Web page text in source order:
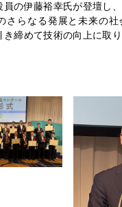
員の伊藤裕幸氏が登壇し
さらなる発展と未来の社
き締めて技術の向上に取